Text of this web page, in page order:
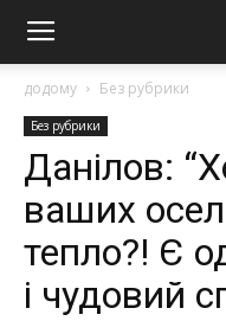
додому Без рубрики
Без рубрики
Данілов:
ваших
тепло?! Є
і чудовий